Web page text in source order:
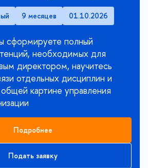
9 месяцев 01.10.2026
сформируете полный
необходимых для
директором, научитесь
отдельных дисциплин и
картине управления
Подробнее
Подать заявку